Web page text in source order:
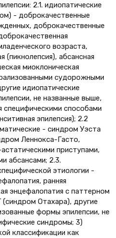
2.1. идиопатические
- доброкачественные
доброкачественные
возраста,
(пикнолепсия), абсансная
миоклоническая
судорожными
идиопатические
не названные выше,
способами
эпилепсия); 2.2
- синдром Уэста
Леннокса-Гасто,
приступами,
абсансами; 2.3.
этиологии -
ранняя
энцефалопатия с паттерном
Отахара), другие
формы эпилепсии, не
синдромы; 3)
классификации как